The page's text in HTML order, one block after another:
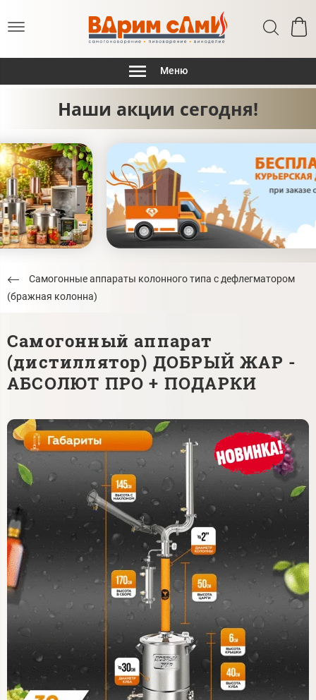
Меню
Наши акции сегодня!
Самогонные аппараты колонного типа с дефлегматором
(бражная колонна)
Самогонный аппарат
(дистиллятор) ДОБРЫЙ ЖАР -
АБСОЛЮТ ПРО + ПОДАРКИ